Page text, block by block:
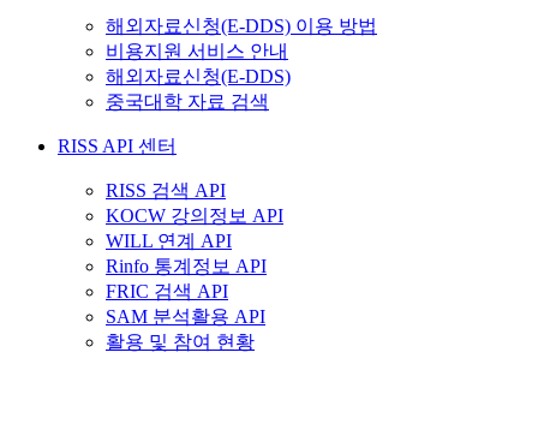
해외자료신청(E-DDS) 이용 방법
비용지원 서비스 안내
해외자료신청(E-DDS)
중국대학 자료 검색
RISS API 센터
RISS 검색 API
KOCW 강의정보 API
WILL 연계 API
Rinfo 통계정보 API
FRIC 검색 API
SAM 분석활용 API
활용 및 참여 현황